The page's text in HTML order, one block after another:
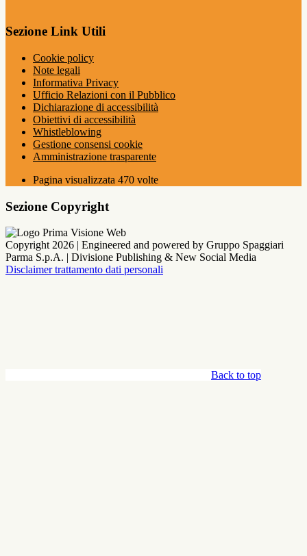
Sezione Link Utili
Cookie policy
Note legali
Informativa Privacy
Ufficio Relazioni con il Pubblico
Dichiarazione di accessibilità
Obiettivi di accessibilità
Whistleblowing
Gestione consensi cookie
Amministrazione trasparente
Pagina visualizzata 470 volte
Sezione Copyright
Copyright 2026 | Engineered and powered by Gruppo Spaggiari
Parma S.p.A. | Divisione Publishing & New Social Media
Disclaimer trattamento dati personali
Back to top